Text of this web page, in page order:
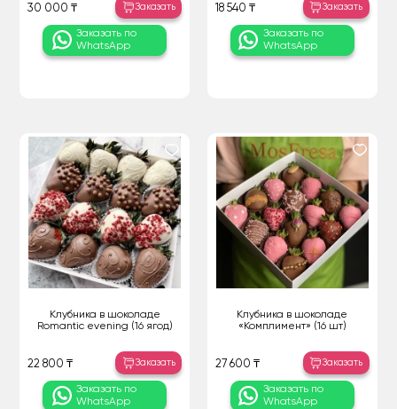
30 000 ₸ Заказать
Заказать по
WhatsApp
18 540 ₸ Заказать
Заказать по
WhatsApp
Клубника в шоколаде
Romantic evening (16 ягод)
22 800 ₸ Заказать
Заказать по
WhatsApp
Клубника в шоколаде
«Комплимент» (16 шт)
27 600 ₸ Заказать
Заказать по
WhatsApp